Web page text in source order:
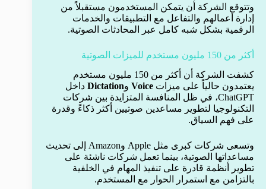
وتتوقع الشركة أن يتمكن المستخدمون مستقبلاً من
إدارة أعمالهم والتفاعل مع التطبيقات والخدمات
الرقمية بشكل شبه كامل عبر المحادثات الصوتية.
أكثر من 150 مليون مستخدم للميزات الصوتية
كشفت الشركة أن أكثر من 150 مليون مستخدم
يعتمدون حالياً على ميزات Voice وDictation داخل
ChatGPT، في ظل المنافسة المتزايدة بين شركات
التكنولوجيا لتطوير مساعدين صوتيين أكثر ذكاءً وقدرة
على فهم السياق.
وتسعى شركات كبرى مثل Apple وAmazon إلى تحديث
مساعداتها الصوتية، بينما تعمل شركات ناشئة على
تطوير أنظمة قادرة على تنفيذ المهام في الخلفية
بالتزامن مع استمرار الحوار مع المستخدم.